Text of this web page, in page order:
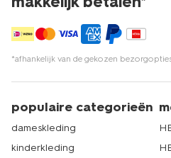
Natuurlijk ben je ook van harte
Wij hebben 500 winkels in heel
een HEMA-winkel bij jou in de
*afhankelijk van de gekozen
populaire categorieën
dameskleding
kinderkleding